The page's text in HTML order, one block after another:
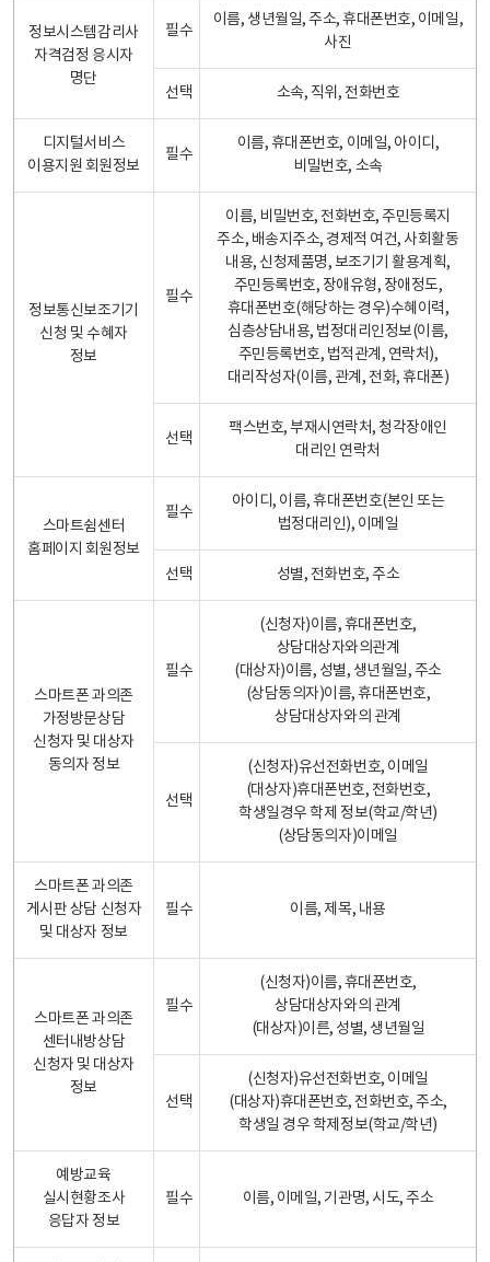
정보시스템감리사
자격검정 응시자
명단
필수
이름, 생년월일, 주소, 휴대폰번호, 이메일,
사진
선택 소속, 직위, 전화번호
디지털서비스
이용지원 회원정보
필수
이름, 휴대폰번호, 이메일, 아이디,
비밀번호, 소속
정보통신보조기기
신청 및 수혜자
정보
필수
이름, 비밀번호, 전화번호, 주민등록지
주소, 배송지주소, 경제적 여건, 사회활동
내용, 신청제품명, 보조기기 활용계획,
주민등록번호, 장애유형, 장애정도,
휴대폰번호(해당하는 경우)수혜이력,
심층상담내용, 법정대리인정보(이름,
주민등록번호, 법적관계, 연락처),
대리작성자(이름, 관계, 전화, 휴대폰)
선택
팩스번호, 부재시연락처, 청각장애인
대리인 연락처
스마트쉼센터
홈페이지 회원정보
필수
아이디, 이름, 휴대폰번호(본인 또는
법정대리인), 이메일
선택 성별, 전화번호, 주소
스마트폰 과의존
가정방문상담
신청자 및 대상자
동의자 정보
필수
(신청자)이름, 휴대폰번호,
상담대상자와의관계
(대상자)이름, 성별, 생년월일, 주소
(상담동의자)이름, 휴대폰번호,
상담대상자와의 관계
선택
(신청자)유선전화번호, 이메일
(대상자)휴대폰번호, 전화번호,
학생일경우 학제 정보(학교/학년)
(상담동의자)이메일
스마트폰 과의존
게시판 상담 신청자
및 대상자 정보
필수 이름, 제목, 내용
스마트폰 과의존
센터내방상담
신청자 및 대상자
정보
필수
(신청자)이름, 휴대폰번호,
상담대상자와의 관계
(대상자)이른, 성별, 생년월일
선택
(신청자)유선전화번호, 이메일
(대상자)휴대폰번호, 전화번호, 주소,
학생일 경우 학제정보(학교/학년)
예방교육
실시현황조사
응답자 정보
필수 이름, 이메일, 기관명, 시도, 주소